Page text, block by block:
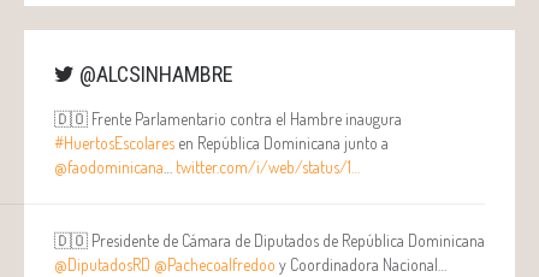
@ALCSINHAMBRE
🇩🇴 Frente Parlamentario contra el Hambre inaugura
#HuertosEscolares en República Dominicana junto a
@faodominicana
twitter.com/i/web/status/1…
🇩🇴 Presidente de Cámara de Diputados de República Dominicana
@DiputadosRD @Pachecoalfredoo y Coordinadora Nacional…